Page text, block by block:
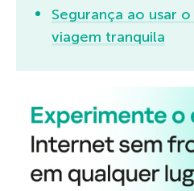
Segurança ao usar
viagem tranquila